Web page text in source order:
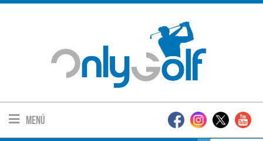
Menú